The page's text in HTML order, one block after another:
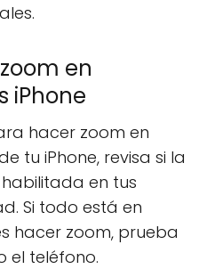
en
iPhone
hacer zoom en
tu iPhone, revisa si la
en tus
Si todo está en
hacer zoom, prueba
el teléfono.